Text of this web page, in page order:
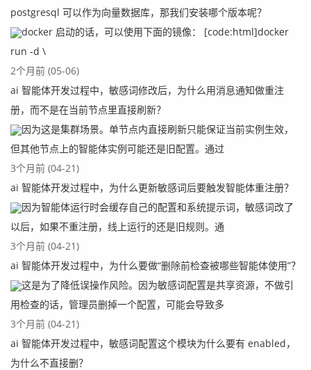
postgresql 可以作为向量数据库，那我们安装哪个版本呢？
docker 启动的话，可以使用下面的镜像： [code:html]docker
run -d \
2个月前 (05-06)
ai 智能体开发过程中，敏感词修改后，为什么用消息通知做重注
册，而不是在当前节点里直接刷新？
因为这是集群场景。单节点内直接刷新只能保证当前实例生效，
但其他节点上的智能体实例可能还是旧配置。通过
3个月前 (04-21)
ai 智能体开发过程中，为什么更新敏感词后要触发智能体重注册？
因为智能体运行时会缓存自己的配置和系统提示词，敏感词改了
以后，如果不重注册，线上运行的还是旧规则。通
3个月前 (04-21)
ai 智能体开发过程中，为什么要做“删除前检查被哪些智能体使用”？
这是为了降低误操作风险。因为敏感词配置是共享资源，不做引
用检查的话，管理员删掉一个配置，可能会导致多
3个月前 (04-21)
ai 智能体开发过程中，敏感词配置这个模块为什么要有 enabled，
为什么不直接删？